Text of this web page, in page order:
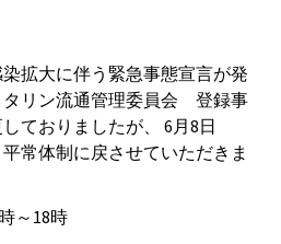
拡大に伴う緊急事態宣言が発
タリン流通管理委員会 登録事
ておりましたが、 6月8日
平常体制に戻させていただきま
～18時